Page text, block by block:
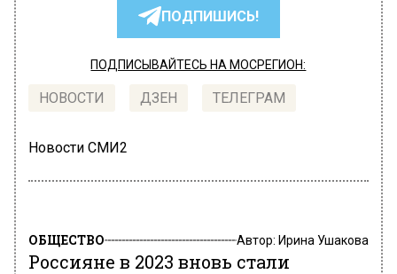
ПОДПИШИСЬ!
ПОДПИСЫВАЙТЕСЬ НА МОСРЕГИОН:
НОВОСТИ ДЗЕН ТЕЛЕГРАМ
Новости СМИ2
ОБЩЕСТВО Автор: Ирина Ушакова
Россияне в 2023 вновь стали